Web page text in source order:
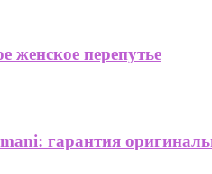
женское перепутье
гарантия